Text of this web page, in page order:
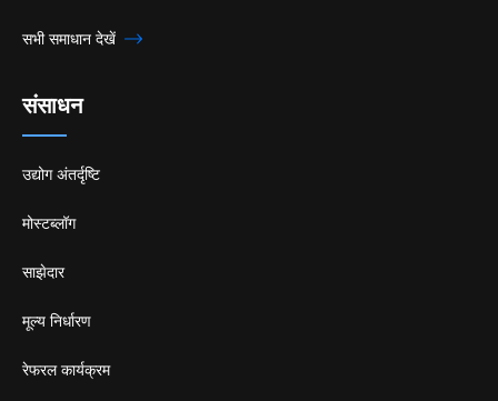
सभी समाधान देखें
संसाधन
उद्योग अंतर्दृष्टि
मोस्टब्लॉग
साझेदार
मूल्य निर्धारण
रेफरल कार्यक्रम